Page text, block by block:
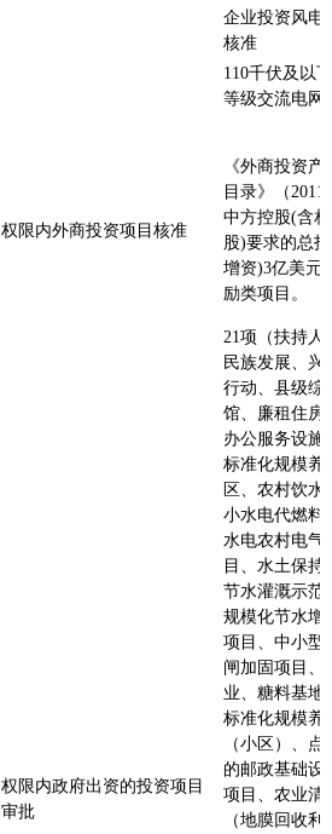
企业投资风电
核准
110千伏及以
等级交流电网
权限内外商投资项目核准
《外商投资产
目录》（2011
中方控股(含
股)要求的总
增资)3亿美元
励类项目。
权限内政府出资的投资项目
审批
21项（扶持人
民族发展、兴
行动、县级综
馆、廉租住房
办公服务设施
标准化规模养
区、农村饮水
小水电代燃料
水电农村电气
目、水土保持
节水灌溉示范
规模化节水增
项目、中小型
闸加固项目、
业、糖料基地
标准化规模养
（小区）、点
的邮政基础设
项目、农业清
（地膜回收利